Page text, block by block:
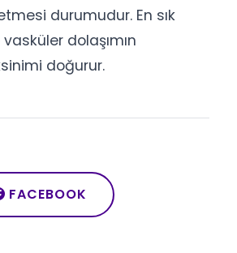
durumudur. En sık
dolaşımın
doğurur.
FACEBOOK